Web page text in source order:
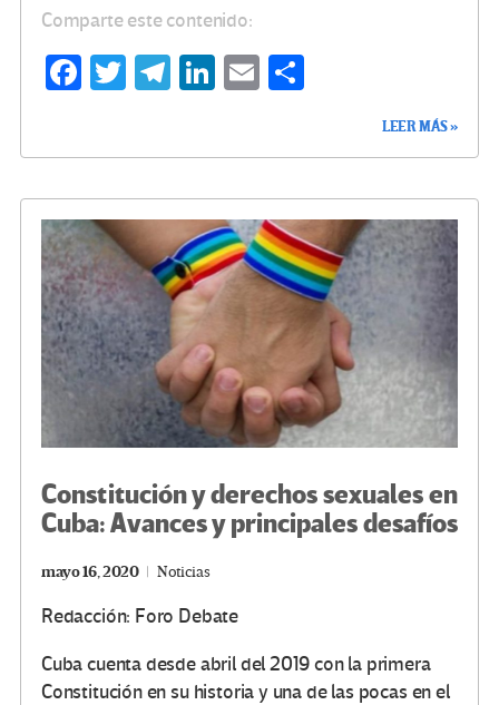
Comparte este contenido:
Fa
o
k
T
Te
m
Li
n
E
ar
tir
LEER MÁS »
Constitución y derechos sexuales en
Cuba: Avances y principales desafíos
mayo 16, 2020 Noticias
Redacción: Foro Debate
Cuba cuenta desde abril del 2019 con la primera
Constitución en su historia y una de las pocas en el